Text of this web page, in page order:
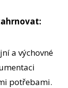
a výchovné
potřebami.